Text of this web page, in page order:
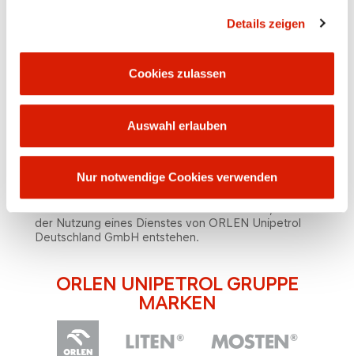
Details zeigen
Cookies zulassen
Auswahl erlauben
Nur notwendige Cookies verwenden
regelmäßig die im Service enthaltenen Informationen.
ORLEN Unipetrol Deutschland GmbH übernimmt
jedoch keine Verantwortung für die Richtigkeit,
Aktualität und Vollständigkeit der auf den Seiten des
Dienstes dargestellten Informationen. Gleichzeitig
behält sich die ORLEN Unipetrol Deutschland GmbH
vorherige Ankündigung zu ändern. Die Risiken, die
Dienst dargestellten Informationen ergeben, tragen
der Nutzung eines Dienstes von ORLEN Unipetrol
Deutschland GmbH entstehen.
ORLEN UNIPETROL GRUPPE
MARKEN